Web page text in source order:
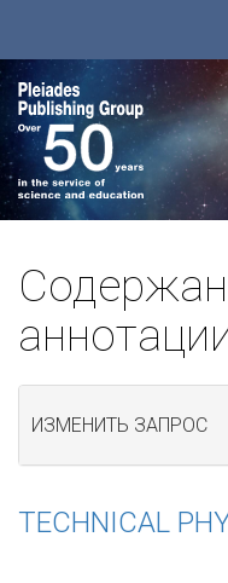
ИЗМЕНИТЬ ЗАПРОС
TECHNICAL